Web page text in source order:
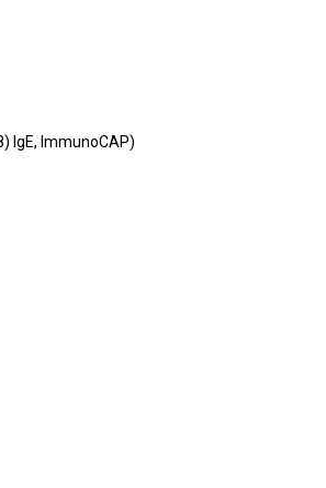
IgE, ImmunoCAP)